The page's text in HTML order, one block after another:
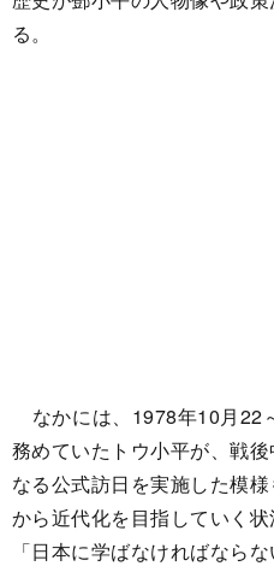
る。
なかには、1978年10月22
務めていたトウ小平が、戦
なる公式訪日を実施した模
から近代化を目指していく
「日本に学ばなければなら